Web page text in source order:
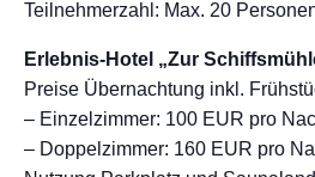
Teilnehmerzahl: Max. 20
Erlebnis-Hotel „Zur
Preise Übernachtung inkl.
– Einzelzimmer: 100 EUR pro
– Doppelzimmer: 160 EUR pro